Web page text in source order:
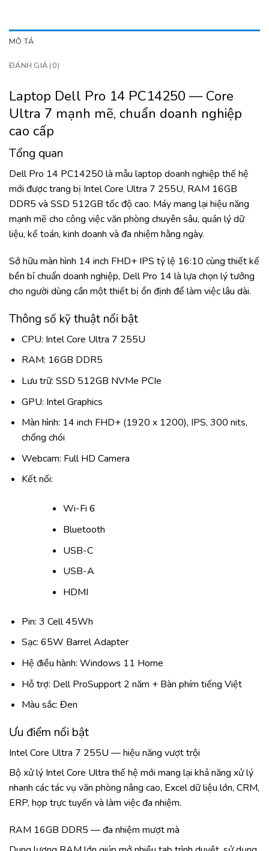
MÔ TẢ
ĐÁNH GIÁ (0)
Laptop Dell Pro 14 PC14250 — Core
Ultra 7 mạnh mẽ, chuẩn doanh nghiệp
cao cấp
Tổng quan
Dell Pro 14 PC14250 là mẫu laptop doanh nghiệp thế hệ
mới được trang bị Intel Core Ultra 7 255U, RAM 16GB
DDR5 và SSD 512GB tốc độ cao. Máy mang lại hiệu năng
mạnh mẽ cho công việc văn phòng chuyên sâu, quản lý dữ
liệu, kế toán, kinh doanh và đa nhiệm hằng ngày.
Sở hữu màn hình 14 inch FHD+ IPS tỷ lệ 16:10 cùng thiết kế
bền bỉ chuẩn doanh nghiệp, Dell Pro 14 là lựa chọn lý tưởng
cho người dùng cần một thiết bị ổn định để làm việc lâu dài.
Thông số kỹ thuật nổi bật
CPU: Intel Core Ultra 7 255U
RAM: 16GB DDR5
Lưu trữ: SSD 512GB NVMe PCIe
GPU: Intel Graphics
Màn hình: 14 inch FHD+ (1920 x 1200), IPS, 300 nits,
chống chói
Webcam: Full HD Camera
Kết nối:
Wi-Fi 6
Bluetooth
USB-C
USB-A
HDMI
Pin: 3 Cell 45Wh
Sạc: 65W Barrel Adapter
Hệ điều hành: Windows 11 Home
Hỗ trợ: Dell ProSupport 2 năm + Bàn phím tiếng Việt
Màu sắc: Đen
Ưu điểm nổi bật
Intel Core Ultra 7 255U — hiệu năng vượt trội
Bộ xử lý Intel Core Ultra thế hệ mới mang lại khả năng xử lý
nhanh các tác vụ văn phòng nâng cao, Excel dữ liệu lớn, CRM,
ERP, họp trực tuyến và làm việc đa nhiệm.
RAM 16GB DDR5 — đa nhiệm mượt mà